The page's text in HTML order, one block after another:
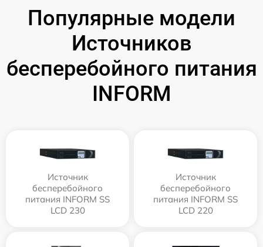
Популярные модели
Источников
бесперебойного питания
INFORM
Источник
бесперебойного
питания INFORM SS
LCD 230
Источник
бесперебойного
питания INFORM SS
LCD 220